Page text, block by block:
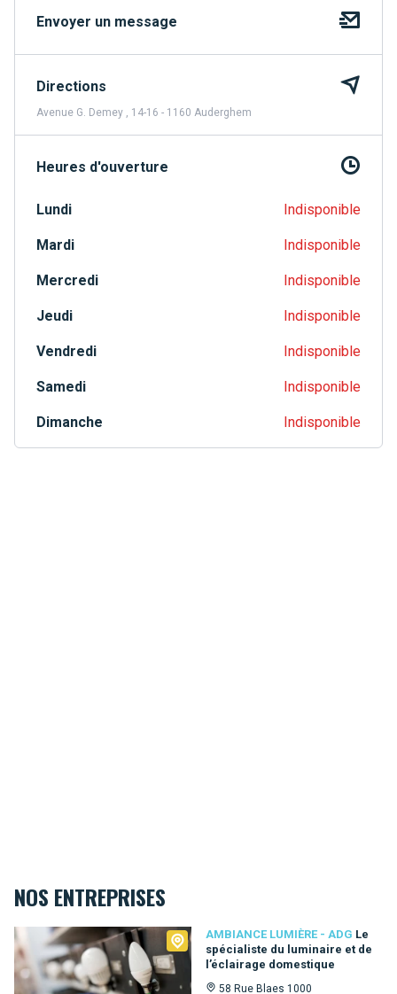
Envoyer un message
Directions
Avenue G. Demey , 14-16 - 1160 Auderghem
Heures d'ouverture
Lundi Indisponible
Mardi Indisponible
Mercredi Indisponible
Jeudi Indisponible
Vendredi Indisponible
Samedi Indisponible
Dimanche Indisponible
NOS ENTREPRISES
AMBIANCE LUMIÈRE - ADG Le
spécialiste du luminaire et de
l’éclairage domestique
58 Rue Blaes 1000
Ambiance Lumière - ADG